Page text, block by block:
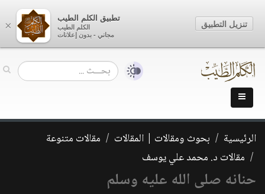
الرئيسية بحوث ومقالات | المقالات
مقالات متنوعة
مقالات د. محمد علي يوسف
حنانه صلى الله عليه وسلم
×
تطبيق الكلم الطيب
الكلم الطيب
مجاني - بدون إعلانات
تنزيل التطبيق